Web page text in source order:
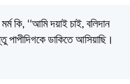
কি, ‘‘আমি দয়াই চাই, বলিদান
পাপীদিগকে ডাকিতে আসিয়াছি।